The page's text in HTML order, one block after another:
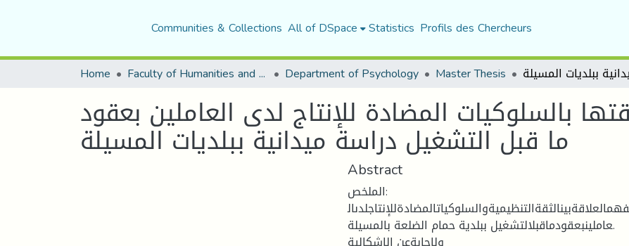
Communities & Collections All of DSpace Statistics Profils des Chercheurs
Home Faculty of Humanities and Social Sciences Department of Psychology Master Thesis
بالسلوكيات المضادة للإنتاج لدى العاملين بعقود
ما قبل التشغيل دراسة ميدانية ببلديات المسيلة
Abstract
الملخص:
عاملينبعقودماقبلالتشغيل ببلدية حمام الضلعة بالمسيلة.